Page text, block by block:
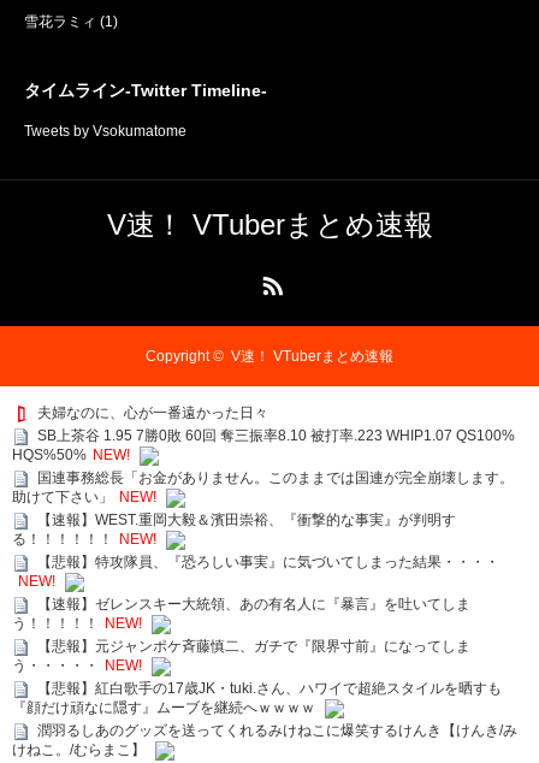
雪花ラミィ (1)
タイムライン-Twitter Timeline-
Tweets by Vsokumatome
V速！ VTuberまとめ速報
Copyright © V速！ VTuberまとめ速報
夫婦なのに、心が一番遠かった日々
SB上茶谷 1.95 7勝0敗 60回 奪三振率8.10 被打率.223 WHIP1.07 QS100%
HQS%50% NEW!
国連事務総長「お金がありません。このままでは国連が完全崩壊します。
助けて下さい」
NEW!
【速報】WEST.重岡大毅＆濱田崇裕、『衝撃的な事実』が判明す
る！！！！！！
NEW!
【悲報】特攻隊員、『恐ろしい事実』に気づいてしまった結果・・・・
NEW!
【速報】ゼレンスキー大統領、あの有名人に『暴言』を吐いてしま
う！！！！！
NEW!
【悲報】元ジャンポケ斉藤慎二、ガチで『限界寸前』になってしま
う・・・・・
NEW!
【悲報】紅白歌手の17歳JK・tuki.さん、ハワイで超絶スタイルを晒すも
『顔だけ頑なに隠す』ムーブを継続へｗｗｗｗ
潤羽るしあのグッズを送ってくれるみけねこに爆笑するけんき【けんき/み
けねこ。/むらまこ】